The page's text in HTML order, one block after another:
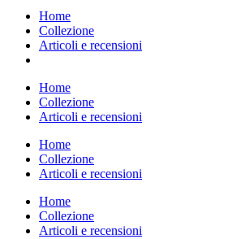
Home
Collezione
Articoli e recensioni
Home
Collezione
Articoli e recensioni
Home
Collezione
Articoli e recensioni
Home
Collezione
Articoli e recensioni